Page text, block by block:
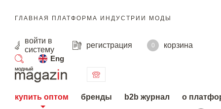
ГЛАВНАЯ ПЛАТФОРМА ИНДУСТРИИ МОДЫ
войти в
систему
регистрация 0
корзина
Eng
поиск
купить оптом бренды b2b журнал о